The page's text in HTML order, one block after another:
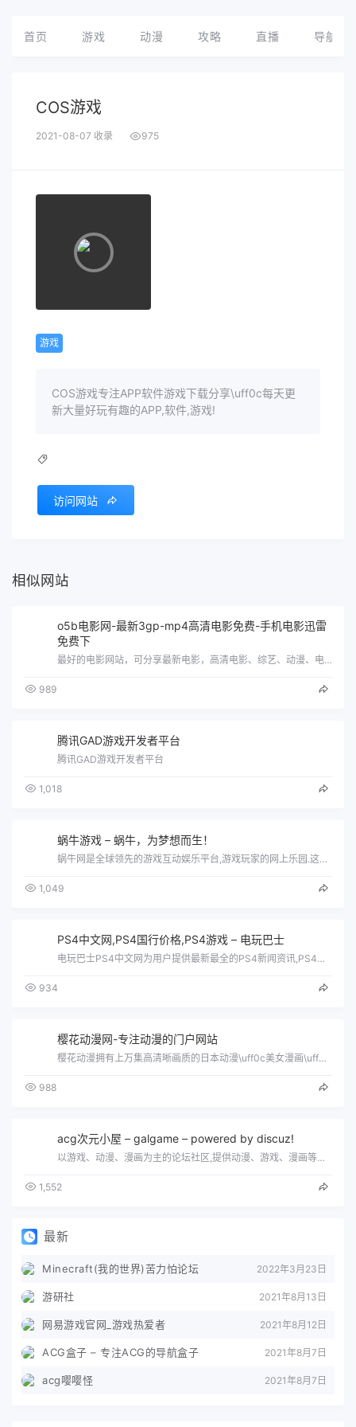
首页 游戏 动漫 攻略 直播 导航
COS游戏
2021-08-07 收录 975
游戏
COS游戏专注APP软件游戏下载分享\uff0c每天更
新大量好玩有趣的APP,软件,游戏!
访问网站
相似网站
o5b电影网-最新3gp-mp4高清电影免费-手机电影迅雷
免费下
最好的电影网站，可分享最新电影，高清电影、综艺、动漫、电视剧等，还可通过迅雷下载！
989
腾讯GAD游戏开发者平台
腾讯GAD游戏开发者平台
1,018
蜗牛游戏 – 蜗牛，为梦想而生！
蜗牛网是全球领先的游戏互动娱乐平台,游戏玩家的网上乐园.这里汇集最新最热门的网络游戏,最好玩的大型游戏,玩家真实交友,热门活动等服务…
1,049
PS4中文网,PS4国行价格,PS4游戏 – 电玩巴士
电玩巴士PS4中文网为用户提供最新最全的PS4新闻资讯,PS4游戏价格,PS4游戏发售表,PS4攻略秘籍,PS4游戏视频等内容，更多…
934
樱花动漫网-专注动漫的门户网站
樱花动漫拥有上万集高清晰画质的日本动漫\uff0c美女漫画\uff0c也有小朋友爱看的国产动画片大全\uff0c完全免费、无须注册、…
988
acg次元小屋 – galgame – powered by discuz!
以游戏、动漫、漫画为主的论坛社区,提供动漫、游戏、漫画等二次元资源下载
1,552
最新
Minecraft(我的世界)苦力怕论坛 2022年3月23日
游研社 2021年8月13日
网易游戏官网_游戏热爱者 2021年8月12日
ACG盒子 – 专注ACG的导航盒子 2021年8月7日
acg嘤嘤怪 2021年8月7日